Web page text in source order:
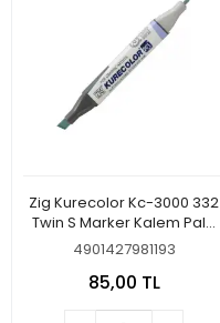
Zig Kurecolor Kc-3000 332
Twin S Marker Kalem Pale
Blue
4901427981193
85,00 TL